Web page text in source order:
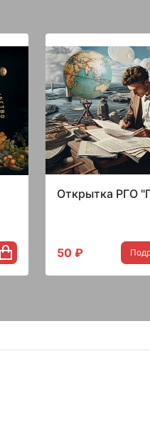
Открытка РГО
50 ₽